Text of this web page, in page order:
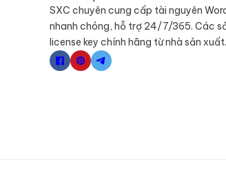
SXC chuyên cung cấp tài nguyên
nhanh chóng, hỗ trợ 24/7/365. Các
license key chính hãng từ nhà sản xuất.